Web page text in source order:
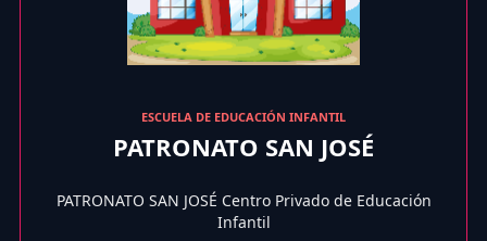
ESCUELA DE EDUCACIÓN INFANTIL
PATRONATO SAN JOSÉ
PATRONATO SAN JOSÉ Centro Privado de Educación
Infantil